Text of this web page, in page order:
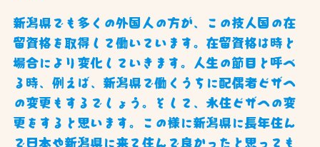
新潟県でも多くの外国人の方が、この技人国の在
留資格を取得して働いています。在留資格は時と
場合により変化していきます。人生の節目と呼べ
る時、例えば、新潟県で働くうちに配偶者ビザへ
の変更もするでしょう。そして、永住ビザへの変
更をすると思います。この様に新潟県に長年住ん
で日本や新潟県に来て住んで良かったと思っても